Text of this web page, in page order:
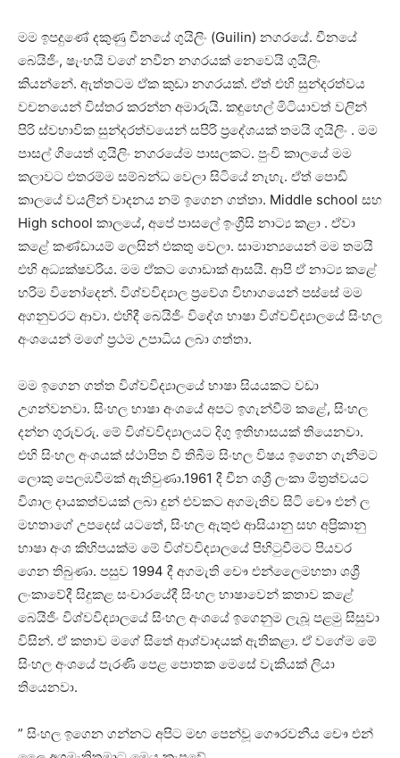
මම ඉපදුණේ දකුණු චීනයේ ගුයිලිං (Guilin) නගරයේ. චීනයේ
බෙයිජිං, ෂැංහයි වගේ නවීන නගරයක් නෙවෙයි ගුයිලිං
කියන්නේ. ඇත්තටම ඒක කුඩා නගරයක්. ඒත් එහි සුන්දරත්වය
වචනයෙන් විස්තර කරන්න අමාරුයි. කඳුහෙල් මිටියාවත් වලින්
පිරි ස්වභාවික සුන්දරත්වයෙන් සපිරි ප්‍රදේශයක් තමයි ගුයිලිං . මම
පාසල් ගියෙත් ගුයිලිං නගරයේම පාසලකට. පුංචි කාලයේ මම
කලාවට එතරම්ම සම්බන්ධ වෙලා සිටියේ නැහැ. ඒත් පොඩි
කාලයේ වයලීන් වාදනය නම් ඉගෙන ගත්තා. Middle school සහ
High school කාලයේ, අපේ පාසලේ ඉංග්‍රීසි නාට්‍ය කළා . ඒවා
කළේ කණ්ඩායම් ලෙසින් එකතු වෙලා. සාමාන්‍යයෙන් මම තමයි
එහි අධ්‍යක්ෂවරිය. මම ඒකට ගොඩාක් ආසයි. ආපි ඒ නාට්‍ය කළේ
හරිම විනෝදෙන්. විශ්වවිද්‍යාල ප්‍රවේශ විභාගයෙන් පස්සේ මම
අගනුවරට ආවා. එහිදී බෙයිජිං විදේශ භාෂා විශ්වවිද්‍යාලයේ සිංහල
අංශයෙන් මගේ ප්‍රථම උපාධිය ලබා ගත්තා.
මම ඉගෙන ගත්ත විශ්වවිද්‍යාලයේ භාෂා සියයකට වඩා
උගන්වනවා. සිංහල භාෂා අංශයේ අපට ඉගැන්වීම් කළේ, සිංහල
දන්න ගුරුවරු. මේ විශ්වවිද්‍යාලයට දිගු ඉතිහාසයක් තියෙනවා.
එහි සිංහල අංශයක් ස්ථාපිත වී තිබීම සිංහල විෂය ඉගෙන ගැනීමට
ලොකු පෙලඹවීමක් ඇතිවුණා.1961 දී චීන ශශ්‍රී ලංකා මිත්‍රත්වයට
විශාල දායකත්වයක් ලබා දුන් එවකට අගමැතිව සිටි චෞ එන් ල
මහතාගේ උපදෙස් යටතේ, සිංහල ඇතුළු ආසියානු සහ අප්‍රිකානු
භාෂා අංශ කිහිපයක්ම මේ විශ්වවිද්‍යාලයේ පිහිටුවීමට පියවර
ගෙන තිබුණා. පසුව 1994 දී අගමැති චෞ එන්ලෛමහතා ශශ්‍රී
ලංකාවේදී සිදුකළ සංචාරයේදී සිංහල භාෂාවෙන් කතාව කළේ
බෙයිජිං විශ්වවිද්‍යාලයේ සිංහල අංශයේ ඉගෙනුම ලැබූ පළමු සිසුවා
විසින්. ඒ කතාව මගේ සිතේ ආශ්වාදයක් ඇතිකළා. ඒ වගේම මේ
සිංහල අංශයේ පැරණි පෙළ පොතක මෙසේ වැකියක් ලියා
තියෙනවා.
” සිංහල ඉගෙන ගන්නට අපිට මඟ පෙන්වූ ගෞරවනීය චෞ එන්